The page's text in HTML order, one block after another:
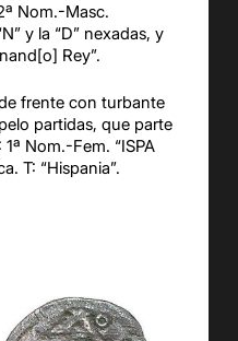
Nom.-Masc.
y la “D” nexadas, y
Rey”.
frente con turbante
partidas, que parte
Nom.-Fem. “ISPA
T: “Hispania”.